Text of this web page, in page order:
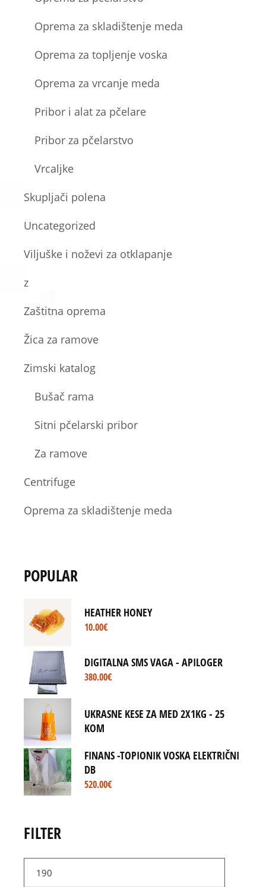
Oprema za skladištenje meda
Oprema za topljenje voska
Oprema za vrcanje meda
Pribor i alat za pčelare
Pribor za pčelarstvo
Vrcaljke
Skupljači polena
Uncategorized
Viljuške i noževi za otklapanje
z
Zaštitna oprema
Žica za ramove
Zimski katalog
Bušač rama
Sitni pčelarski pribor
Za ramove
Centrifuge
Oprema za skladištenje meda
POPULAR
HEATHER HONEY
10.00€
DIGITALNA SMS VAGA - APILOGER
380.00€
UKRASNE KESE ZA MED 2X1KG - 25
KOM
FINANS -TOPIONIK VOSKA ELEKTRIČNI
DB
520.00€
FILTER
Min
price